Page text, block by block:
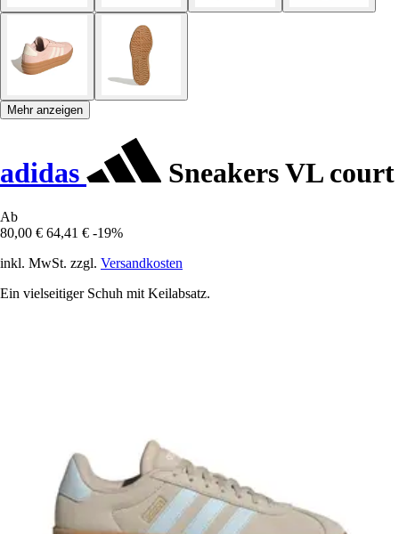
Mehr anzeigen
adidas Sneakers VL court
Ab
80,00 € 64,41 € -19%
inkl. MwSt. zzgl. Versandkosten
Ein vielseitiger Schuh mit Keilabsatz.